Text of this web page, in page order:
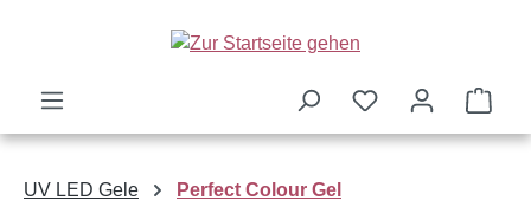
Zum Hauptinhalt springen
UV LED Gele Perfect Colour Gel